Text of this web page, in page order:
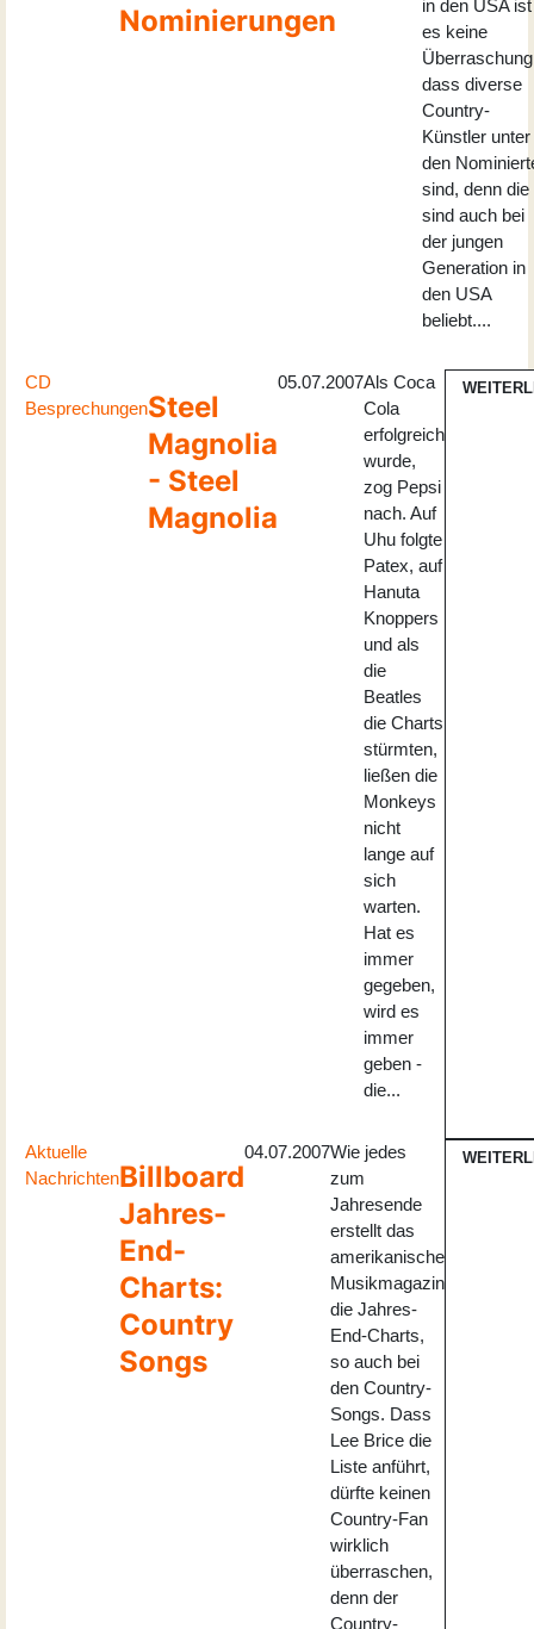
Nominierungen
in den USA ist
es keine
dass diverse
Country-
Künstler unter
den
sind, denn die
sind auch bei
der jungen
Generation in
den USA
beliebt....
CD
BesprechungenSteel
Magnolia
- Steel
Magnolia
05.07.2007Als Coca
Cola
erfolgreich
wurde,
zog Pepsi
nach. Auf
Uhu folgte
Patex, auf
Hanuta
Knoppers
und als
die
Beatles
die Charts
stürmten,
ließen die
Monkeys
nicht
lange auf
sich
warten.
Hat es
immer
gegeben,
wird es
immer
geben -
die...
Aktuelle
NachrichtenBillboard
Jahres-
End-
Charts:
Country
Songs
04.07.2007Wie jedes
zum
Jahresende
erstellt das
amerikanische
Musikmagazin
die Jahres-
End-Charts,
so auch bei
den Country-
Songs. Dass
Lee Brice die
Liste anführt,
dürfte keinen
Country-Fan
wirklich
überraschen,
denn der
Country-